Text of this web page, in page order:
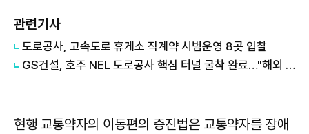
관련기사
도로공사, 고속도로 휴게소 직계약 시범운영 8곳 입찰
GS건설, 호주 NEL 도로공사 핵심 터널 굴착 완료…"해외 인프라 경쟁력 입증"
현행 교통약자의 이동편의 증진법은 교통약자를 장애